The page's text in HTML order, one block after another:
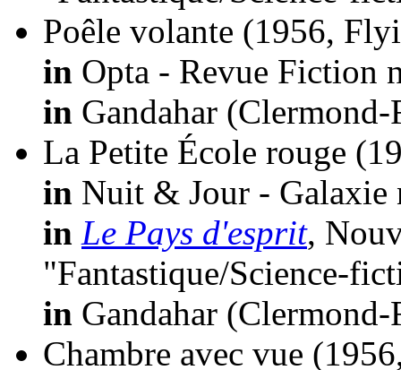
Poêle volante (1956,
in Opta - Revue Fiction
in Gandahar
La Petite École rouge
in Nuit & Jour - Galaxie
in Le Pays d'esprit,
"Fantastique/Science-
in Gandahar
Chambre avec vue